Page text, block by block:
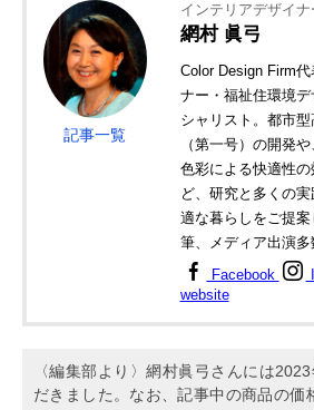
記事一覧
インテリアデザイナ
網村 眞弓
Color Design Firm
ナー・福祉住環境
シャリスト。都市
（第一号）の開発
色彩による快適性
ど、研究と多くの
適な暮らしをご提
筆、メディア出演多
Facebook
website
〈編集部より〉網村眞弓さんには
だきました。なお、記事中の商品の価